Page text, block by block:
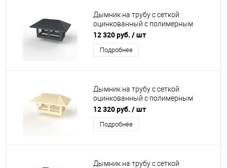
Дымник на трубу с сеткой
оцинкованный с полимерным
покрытием до 2400мм RAL 7024
12 320 руб. / шт
Подробнее
Дымник на трубу с сеткой
оцинкованный с полимерным
покрытием до 2400мм RAL 1015
12 320 руб. / шт
Подробнее
Дымник на трубу с сеткой